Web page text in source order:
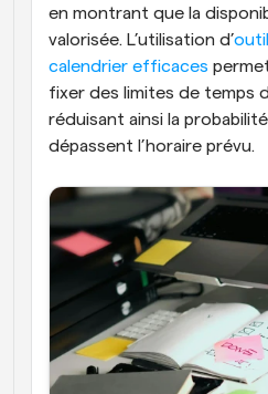
en montrant que la
valorisée. L’utilisation d’
calendrier efficaces
fixer des limites de temps
réduisant ainsi la
dépassent l’horaire prévu.